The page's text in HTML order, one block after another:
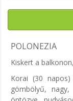
POLONEZIA
Kiskert a
Korai (30
gömbölyű,